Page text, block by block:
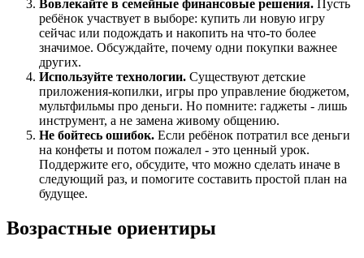
Вовлекайте в семейные финансовые решения. Пусть
ребёнок участвует в выборе: купить ли новую игру
сейчас или подождать и накопить на что-то более
значимое. Обсуждайте, почему одни покупки важнее
других.
Используйте технологии. Существуют детские
приложения-копилки, игры про управление бюджетом,
мультфильмы про деньги. Но помните: гаджеты - лишь
инструмент, а не замена живому общению.
Не бойтесь ошибок. Если ребёнок потратил все деньги
на конфеты и потом пожалел - это ценный урок.
Поддержите его, обсудите, что можно сделать иначе в
следующий раз, и помогите составить простой план на
будущее.
Возрастные ориентиры